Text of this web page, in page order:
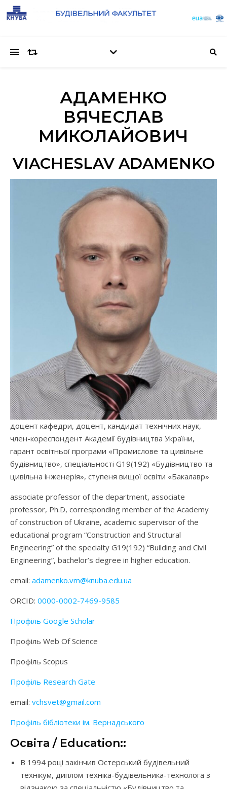
АДАМЕНКО
ВЯЧЕСЛАВ
МИКОЛАЙОВИЧ
VIACHESLAV ADAMENKO
доцент кафедри, доцент, кандидат технічних наук,
член-кореспондент Академії будівництва України,
гарант освітньої програми «Промислове та цивільне
будівництво», спеціальності G19(192) «Будівництво та
цивільна інженерія», ступеня вищої освіти «Бакалавр»
associate professor of the department, associate
professor, Ph.D, corresponding member of the Academy
of construction of Ukraine, academic supervisor of the
educational program “Construction and Structural
Engineering” of the specialty G19(192) “Building and Civil
Engineering”, bachelor’s degree in higher education.
email: adamenko.vm@knuba.edu.ua
ORCID: 0000-0002-7469-9585
Профіль Google Scholar
Профіль Web Of Science
Профіль Scopus
Профіль Research Gate
email: vchsvet@gmail.com
Профіль бібліотеки ім. Вернадського
Освіта / Education::
В 1994 році закінчив Остерський будівельний
технікум, диплом техніка-будівельника-технолога з